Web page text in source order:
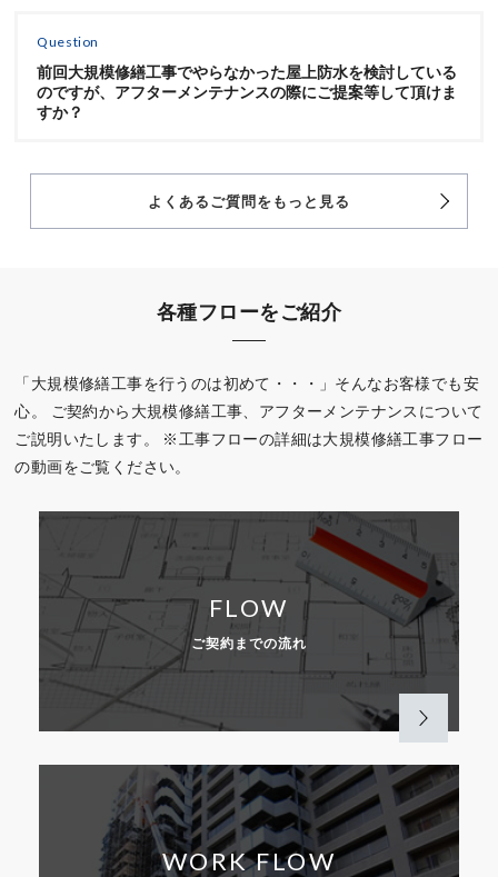
Question
前回大規模修繕工事でやらなかった屋上防水を検討している
のですが、アフターメンテナンスの際にご提案等して頂けま
すか？
よくあるご質問をもっと見る
各種フローをご紹介
「大規模修繕工事を行うのは初めて・・・」そんなお客様でも安
心。
ご契約から大規模修繕工事、アフターメンテナンスについて
ご説明いたします。
※工事フローの詳細は大規模修繕工事フロー
の動画をご覧ください。
FLOW
ご契約までの流れ
WORK FLOW